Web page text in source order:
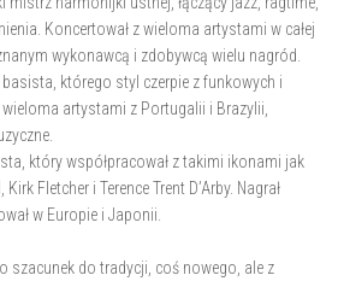
Koncertował z wieloma artystami w całej
wykonawcą i zdobywcą wielu nagród.
którego styl czerpie z funkowych i
artystami z Portugalii i Brazylii,
który współpracował z takimi ikonami jak
Fletcher i Terence Trent D’Arby. Nagrał
w Europie i Japonii.
szacunek do tradycji, coś nowego, ale z